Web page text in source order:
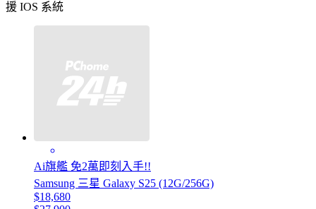
援 IOS 系統
Ai旗艦 免2萬即刻入手!!
Samsung 三星 Galaxy S25 (12G/256G)
$18,680